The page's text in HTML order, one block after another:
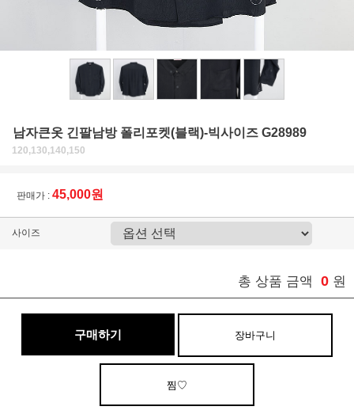
남자큰옷 긴팔남방 폴리포켓(블랙)-빅사이즈 G28989
120,130,140,150
판매가 : 45,000원
사이즈
총 상품 금액 0 원
구매하기 장바구니
찜♡